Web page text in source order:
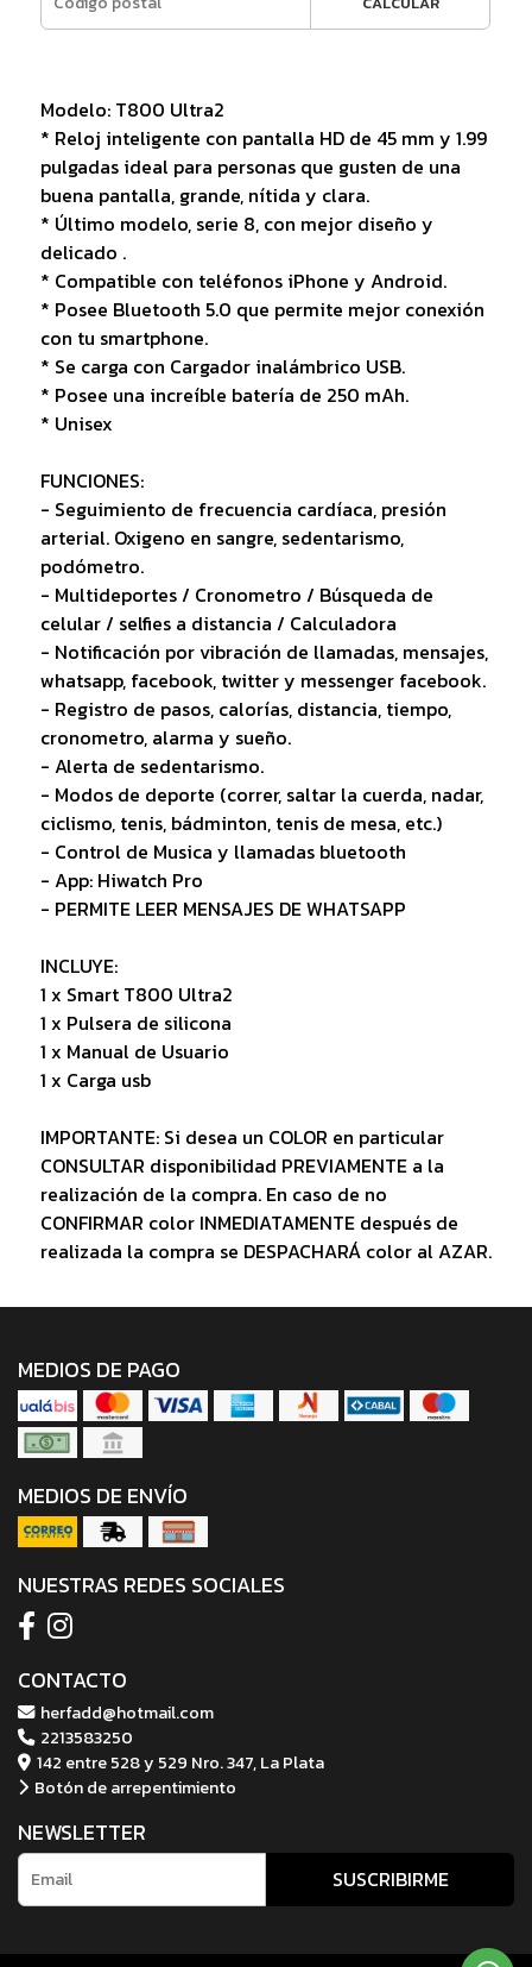
Modelo: T800 Ultra2
* Reloj inteligente con pantalla HD de 45 mm y 1.99
pulgadas ideal para personas que gusten de una
buena pantalla, grande, nítida y clara.
* Último modelo, serie 8, con mejor diseño y
delicado .
* Compatible con teléfonos iPhone y Android.
* Posee Bluetooth 5.0 que permite mejor conexión
con tu smartphone.
* Se carga con Cargador inalámbrico USB.
* Posee una increíble batería de 250 mAh.
* Unisex
FUNCIONES:
- Seguimiento de frecuencia cardíaca, presión
arterial. Oxigeno en sangre, sedentarismo,
podómetro.
- Multideportes / Cronometro / Búsqueda de
celular / selfies a distancia / Calculadora
- Notificación por vibración de llamadas, mensajes,
whatsapp, facebook, twitter y messenger facebook.
- Registro de pasos, calorías, distancia, tiempo,
cronometro, alarma y sueño.
- Alerta de sedentarismo.
- Modos de deporte (correr, saltar la cuerda, nadar,
ciclismo, tenis, bádminton, tenis de mesa, etc.)
- Control de Musica y llamadas bluetooth
- App: Hiwatch Pro
- PERMITE LEER MENSAJES DE WHATSAPP
INCLUYE:
1 x Smart T800 Ultra2
1 x Pulsera de silicona
1 x Manual de Usuario
1 x Carga usb
IMPORTANTE: Si desea un COLOR en particular
CONSULTAR disponibilidad PREVIAMENTE a la
realización de la compra. En caso de no
CONFIRMAR color INMEDIATAMENTE después de
realizada la compra se DESPACHARÁ color al AZAR.
MEDIOS DE PAGO
MEDIOS DE ENVÍO
NUESTRAS REDES SOCIALES
CONTACTO
herfadd@hotmail.com
2213583250
142 entre 528 y 529 Nro. 347, La Plata
Botón de arrepentimiento
NEWSLETTER
SUSCRIBIRME